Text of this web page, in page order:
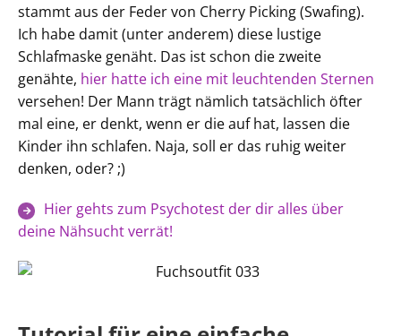
stammt aus der Feder von Cherry Picking (Swafing).
Ich habe damit (unter anderem) diese lustige
Schlafmaske genäht. Das ist schon die zweite
genähte, hier hatte ich eine mit leuchtenden Sternen
versehen! Der Mann trägt nämlich tatsächlich öfter
mal eine, er denkt, wenn er die auf hat, lassen die
Kinder ihn schlafen. Naja, soll er das ruhig weiter
denken, oder? ;)
Hier gehts zum Psychotest der dir alles über
deine Nähsucht verrät!